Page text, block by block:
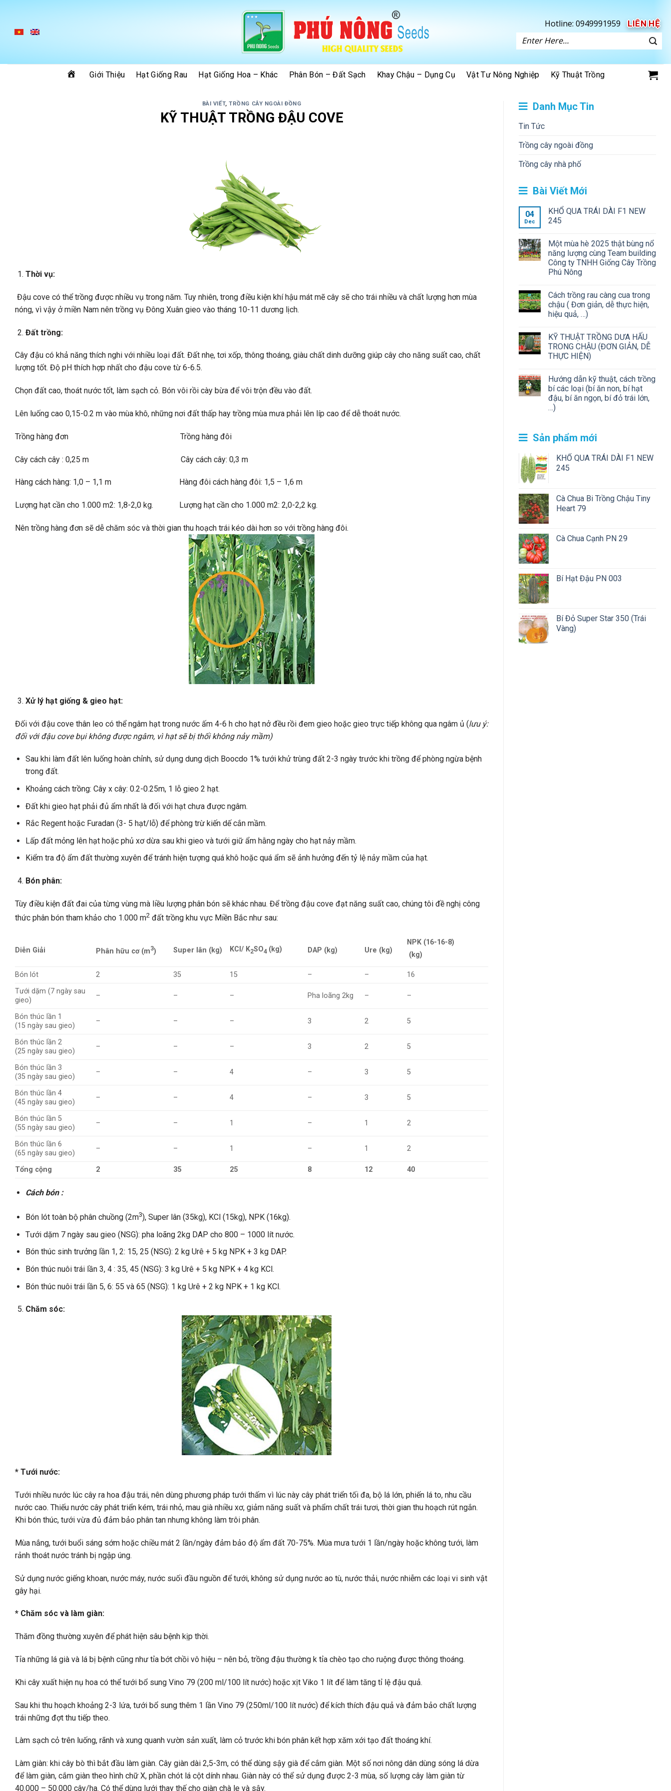
content
Hotline: 0949991959 LIÊN HỆ
Tìm
Giới Thiệu Hạt Giống Rau Hạt Giống Hoa – Khác Phân Bón – Đất Sạch Khay Chậu – Dụng Cụ Vật Tư Nông Nghiệp Kỹ Thuật Trồng
BÀI VIẾT,TRỒNG CÂY NGOÀI ĐỒNG
KỸ THUẬT TRỒNG ĐẬU COVE
Thời vụ:
Đậu cove có thể trồng được nhiều vụ trong năm. Tuy nhiên, trong điều kiện khí hậu mát mẽ cây sẽ cho trái nhiều và chất lượng hơn mùa
nóng, vì vậy ở miền Nam nên trồng vụ Đông Xuân gieo vào tháng 10-11 dương lịch.
Đất trồng:
Cây đậu có khả năng thích nghi với nhiều loại đất. Đất nhẹ, tơi xốp, thông thoáng, giàu chất dinh dưỡng giúp cây cho năng suất cao, chất
lượng tốt. Độ pH thích hợp nhất cho đậu cove từ 6-6.5.
Chọn đất cao, thoát nước tốt, làm sạch cỏ. Bón vôi rồi cày bừa để vôi trộn đều vào đất.
Lên luống cao 0,15-0.2 m vào mùa khô, những nơi đất thấp hay trồng mùa mưa phải lên líp cao để dễ thoát nước.
Trồng hàng đơn Trồng hàng đôi
Cây cách cây : 0,25 m Cây cách cây: 0,3 m
Hàng cách hàng: 1,0 – 1,1 m Hàng đôi cách hàng đôi: 1,5 – 1,6 m
Lượng hạt cần cho 1.000 m2: 1,8-2,0 kg. Lượng hạt cần cho 1.000 m2: 2,0-2,2 kg.
Nên trồng hàng đơn sẽ dễ chăm sóc và thời gian thu hoạch trái kéo dài hơn so với trồng hàng đôi.
Xử lý hạt giống & gieo hạt:
Đối với đậu cove thân leo có thể ngâm hạt trong nước ấm 4-6 h cho hạt nở đều rồi đem gieo hoặc gieo trực tiếp không qua ngâm ủ (lưu ý:
đối với đậu cove bụi không được ngâm, vì hạt sẽ bị thối không nảy mầm)
Sau khi làm đất lên luống hoàn chỉnh, sử dụng dung dịch Boocdo 1% tưới khử trùng đất 2-3 ngày trước khi trồng để phòng ngừa bệnh
trong đất.
Khoảng cách trồng: Cây x cây: 0.2-0.25m, 1 lỗ gieo 2 hạt.
Đất khi gieo hạt phải đủ ẩm nhất là đối với hạt chưa được ngâm.
Rắc Regent hoặc Furadan (3- 5 hạt/lỗ) để phòng trừ kiến dế cắn mầm.
Lấp đất mỏng lên hạt hoặc phủ xơ dừa sau khi gieo và tưới giữ ẩm hằng ngày cho hạt nảy mầm.
Kiểm tra độ ẩm đất thường xuyên để tránh hiện tượng quá khô hoặc quá ẩm sẽ ảnh hưởng đến tỷ lệ nảy mầm của hạt.
Bón phân:
Tùy điều kiện đất đai của từng vùng mà liều lượng phân bón sẽ khác nhau. Để trồng đậu cove đạt năng suất cao, chúng tôi đề nghị công
thức phân bón tham khảo cho 1.000 m2 đất trồng khu vực Miền Bắc như sau:
Diễn Giải Phân hữu cơ (m3) Super lân (kg) KCl/ K2SO4 (kg) DAP (kg) Ure (kg)
NPK (16-16-8)
(kg)
Bón lót 2 35 15 – –
16
Tưới dặm (7 ngày sau
gieo)
– – – Pha loãng 2kg – –
Bón thúc lần 1
(15 ngày sau gieo)
– – – 3 2 5
Bón thúc lần 2
(25 ngày sau gieo)
– – – 3 2 5
Bón thúc lần 3
(35 ngày sau gieo)
– – 4 – 3 5
Bón thúc lần 4
(45 ngày sau gieo)
– – 4 – 3 5
Bón thúc lần 5
(55 ngày sau gieo)
– – 1 – 1 2
Bón thúc lần 6
(65 ngày sau gieo)
– – 1 – 1 2
Tổng cộng 2 35 25 8 12 40
Cách bón :
Bón lót toàn bộ phân chuồng (2m3), Super lân (35kg), KCl (15kg), NPK (16kg).
Tưới dặm 7 ngày sau gieo (NSG): pha loãng 2kg DAP cho 800 – 1000 lít nước.
Bón thúc sinh trưởng lần 1, 2: 15, 25 (NSG): 2 kg Urê + 5 kg NPK + 3 kg DAP.
Bón thúc nuôi trái lần 3, 4 : 35, 45 (NSG): 3 kg Urê + 5 kg NPK + 4 kg KCl.
Bón thúc nuôi trái lần 5, 6: 55 và 65 (NSG): 1 kg Urê + 2 kg NPK + 1 kg KCl.
Chăm sóc:
* Tưới nước:
Tưới nhiều nước lúc cây ra hoa đậu trái, nên dùng phương pháp tưới thấm vì lúc này cây phát triển tối đa, bộ lá lớn, phiến lá to, nhu cầu
nước cao. Thiếu nước cây phát triển kém, trái nhỏ, mau già nhiều xơ, giảm năng suất và phẩm chất trái tươi, thời gian thu hoạch rút ngắn.
Khi bón thúc, tưới vừa đủ đảm bảo phân tan nhưng không làm trôi phân.
Mùa nắng, tưới buổi sáng sớm hoặc chiều mát 2 lần/ngày đảm bảo độ ẩm đất 70-75%. Mùa mưa tưới 1 lần/ngày hoặc không tưới, làm
rảnh thoát nước tránh bị ngập úng.
Sử dụng nước giếng khoan, nước máy, nước suối đầu nguồn để tưới, không sử dụng nước ao tù, nước thải, nước nhiễm các loại vi sinh vật
gây hại.
* Chăm sóc và làm giàn:
Thăm đồng thường xuyên để phát hiện sâu bệnh kịp thời.
Tỉa những lá già và lá bị bệnh cũng như tỉa bớt chồi vô hiệu – nên bỏ, trồng đậu thường k tỉa chèo tạo cho ruộng được thông thoáng.
Khi cây xuất hiện nụ hoa có thể tưới bổ sung Vino 79 (200 ml/100 lít nước) hoặc xịt Viko 1 lít để làm tăng tỉ lệ đậu quả.
Sau khi thu hoạch khoảng 2-3 lứa, tưới bổ sung thêm 1 lần Vino 79 (250ml/100 lít nước) để kích thích đậu quả và đảm bảo chất lượng
trái những đợt thu tiếp theo.
Làm sạch cỏ trên luống, rãnh và xung quanh vườn sản xuất, làm cỏ trước khi bón phân kết hợp xăm xới tạo đất thoáng khí.
Làm giàn: khi cây bò thì bắt đầu làm giàn. Cây giàn dài 2,5-3m, có thể dùng sậy già để cắm giàn. Một số nơi nông dân dùng sóng lá dừa
để làm giàn, cắm giàn theo hình chữ X, phần chót lá cột dính nhau. Giàn này có thể sử dụng được 2-3 mùa, số lượng cây làm giàn từ
40.000 – 50.000 cây/ha. Có thể dùng lưới thay thế cho giàn chà le và sậy.
Danh Mục Tin
Tin Tức
Trồng cây ngoài đồng
Trồng cây nhà phố
Bài Viết Mới
04
Dec
KHỔ QUA TRÁI DÀI F1 NEW
245
Một mùa hè 2025 thật bùng nổ
năng lượng cùng Team building
Công ty TNHH Giống Cây Trồng
Phú Nông
Cách trồng rau càng cua trong
chậu ( Đơn giản, dễ thực hiện,
hiệu quả, …)
KỸ THUẬT TRỒNG DƯA HẤU
TRONG CHẬU (ĐƠN GIẢN, DỄ
THỰC HIỆN)
Hướng dẫn kỹ thuật, cách trồng
bí các loại (bí ăn non, bí hạt
đậu, bí ăn ngọn, bí đỏ trái lớn,
…)
Sản phẩm mới
KHỔ QUA TRÁI DÀI F1 NEW
245
Cà Chua Bi Trồng Chậu Tiny
Heart 79
Cà Chua Cạnh PN 29
Bí Hạt Đậu PN 003
Bí Đỏ Super Star 350 (Trái
Vàng)